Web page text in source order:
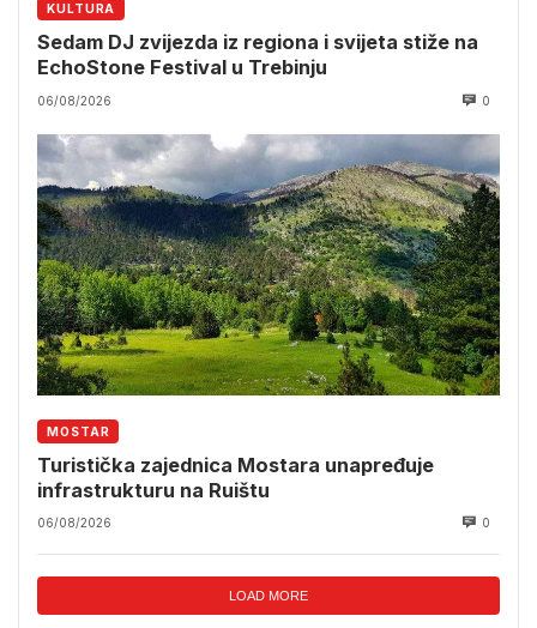
KULTURA
Sedam DJ zvijezda iz regiona i svijeta stiže na
EchoStone Festival u Trebinju
06/08/2026 0
MOSTAR
Turistička zajednica Mostara unapređuje
infrastrukturu na Ruištu
06/08/2026 0
LOAD MORE